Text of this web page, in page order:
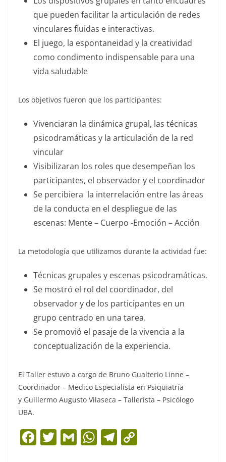
que pueden facilitar la articulación de redes
vinculares fluidas e interactivas.
El juego, la espontaneidad y la creatividad
como condimento indispensable para una
vida saludable
Los objetivos fueron que los participantes:
Vivenciaran la dinámica grupal, las técnicas
psicodramáticas y la articulación de la red
vincular
Visibilizaran los roles que desempeñan los
participantes, el observador y el coordinador
Se percibiera la interrelación entre las áreas
de la conducta en el despliegue de las
escenas: Mente – Cuerpo -Emoción – Acción
La metodología que utilizamos durante la actividad fue:
Técnicas grupales y escenas psicodramáticas.
Se mostró el rol del coordinador, del
observador y de los participantes en un
grupo centrado en una tarea.
Se promovió el pasaje de la vivencia a la
conceptualización de la experiencia.
El Taller estuvo a cargo de Bruno Gualterio Linne –
Coordinador – Medico Especialista en Psiquiatría
y Guillermo Augusto Vilaseca – Tallerista – Psicólogo
UBA.
F T G W T